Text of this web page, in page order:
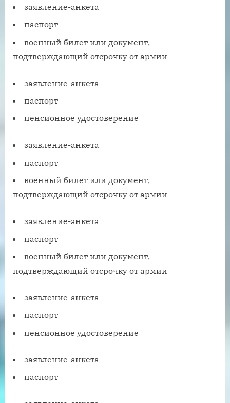
заявление-анкета
паспорт
военный билет или документ,
подтверждающий отсрочку от армии
заявление-анкета
паспорт
пенсионное удостоверение
заявление-анкета
паспорт
военный билет или документ,
подтверждающий отсрочку от армии
заявление-анкета
паспорт
военный билет или документ,
подтверждающий отсрочку от армии
заявление-анкета
паспорт
пенсионное удостоверение
заявление-анкета
паспорт